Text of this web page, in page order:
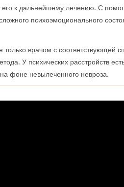
его к дальнейшему лечению. С
психоэмоционального
врачом с соответствующей
У психических расстройств
фоне невылеченного невроза.